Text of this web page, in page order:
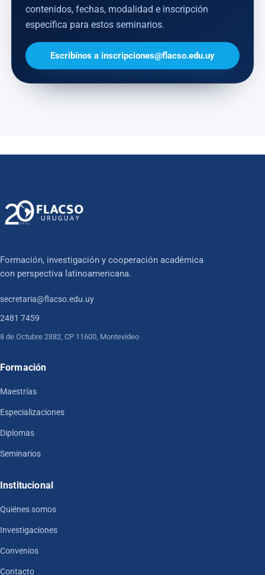
contenidos, fechas, modalidad e inscripción
específica para estos seminarios.
Escribínos a inscripciones@flacso.edu.uy
Formación, investigación y cooperación académica
con perspectiva latinoamericana.
secretaria@flacso.edu.uy
2481 7459
8 de Octubre 2882, CP 11600, Montevideo
Formación
Maestrías
Especializaciones
Diplomas
Seminarios
Institucional
Quiénes somos
Investigaciones
Convenios
Contacto